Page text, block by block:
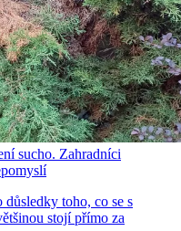
sucho. Zahradníci
důsledky toho, co se s
stojí přímo za